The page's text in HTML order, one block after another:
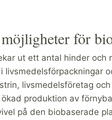
för
ut ett antal hinder och
livsmedelsförpackningar
livsmedelsföretag
produktion av
på den biobaserade